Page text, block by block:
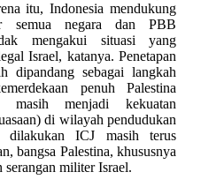
itu, Indonesia mendukung
semua negara dan PBB
mengakui situasi yang
Israel, katanya. Penetapan
dipandang sebagai langkah
penuh Palestina
masih menjadi kekuatan
di wilayah pendudukan
dilakukan ICJ masih terus
bangsa Palestina, khususnya
serangan militer Israel.